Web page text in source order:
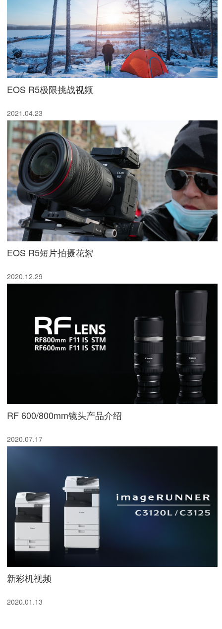
EOS R5极限挑战视频
2021.04.23
EOS R5短片拍摄花絮
2020.12.29
RF 600/800mm镜头产品介绍
2020.07.17
新彩机视频
2020.01.13